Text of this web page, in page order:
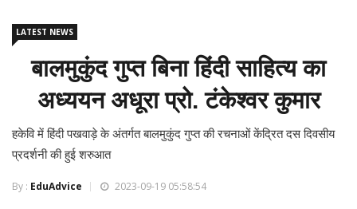
LATEST NEWS
बालमुकुंद गुप्त बिना हिंदी साहित्य का
अध्ययन अधूरा प्रो. टंकेश्वर कुमार
हकेवि में हिंदी पखवाड़े के अंतर्गत बालमुकुंद गुप्त की रचनाओं केंद्रित दस दिवसीय
प्रदर्शनी की हुई शरुआत
By : EduAdvice 2023-09-19 05:58:54